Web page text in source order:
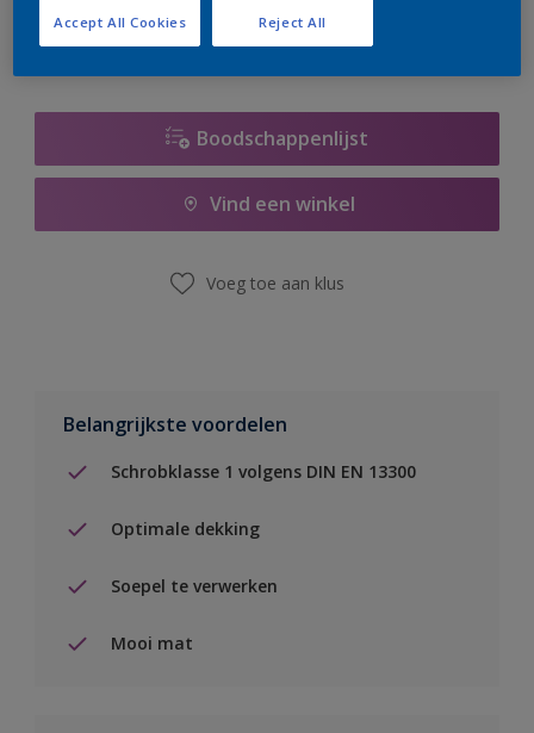
Boodschappenlijst
Vind een winkel
Voeg toe aan klus
Belangrijkste voordelen
Schrobklasse 1 volgens DIN EN 13300
Optimale dekking
Soepel te verwerken
Mooi mat
Reject All
Accept All Cookies